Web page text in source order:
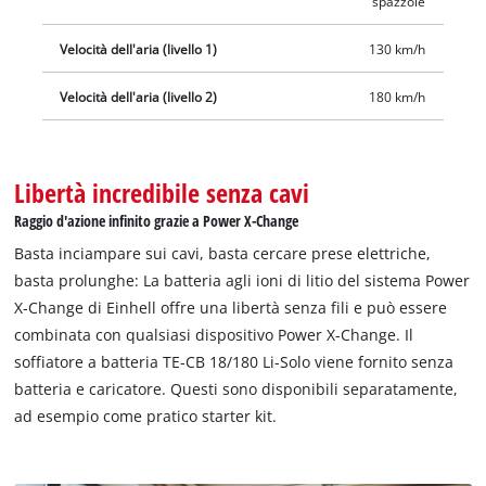
Velocità dell'aria (livello 1) 130 km/h
Velocità dell'aria (livello 2) 180 km/h
Libertà incredibile senza cavi
Raggio d'azione infinito grazie a Power X-Change
Basta inciampare sui cavi, basta cercare prese elettriche,
basta prolunghe: La batteria agli ioni di litio del sistema Power
X-Change di Einhell offre una libertà senza fili e può essere
combinata con qualsiasi dispositivo Power X-Change. Il
soffiatore a batteria TE-CB 18/180 Li-Solo viene fornito senza
batteria e caricatore. Questi sono disponibili separatamente,
ad esempio come pratico starter kit.